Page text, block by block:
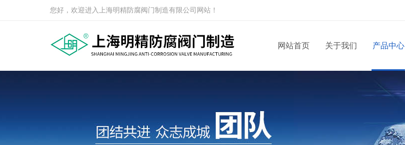
您好，欢迎进入上海明精防腐阀门制造有限公司网站！
网站首页 关于我们 产品中心